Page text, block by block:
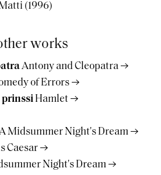
(1996)
works
Antony and Cleopatra
of Errors
Hamlet
Midsummer Night's Dream
Caesar
Night's Dream